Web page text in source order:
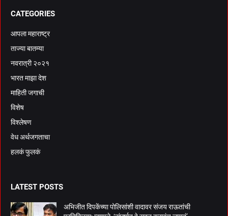
CATEGORIES
आपला महाराष्ट्र
ताज्या बातम्या
नवरात्री २०२१
भारत माझा देश
माहिती जगाची
विशेष
विश्लेषण
वेध अर्थजगताचा
हलकं फुलकं
LATEST POSTS
अभिजीत दिपकेंच्या पोलिसांशी वादावर संजय राऊतांची